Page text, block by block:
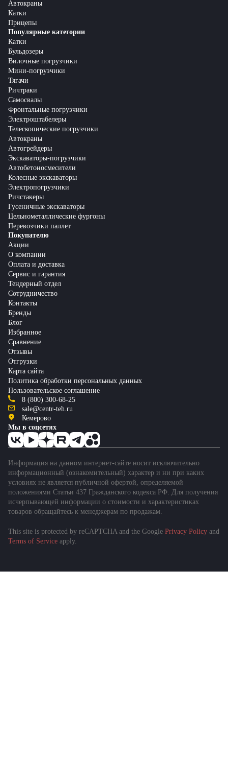
Автокраны
Катки
Прицепы
Популярные категории
Катки
Бульдозеры
Вилочные погрузчики
Мини-погрузчики
Тягачи
Ричтраки
Самосвалы
Фронтальные погрузчики
Электроштабелеры
Телескопические погрузчики
Автокраны
Автогрейдеры
Экскаваторы-погрузчики
Автобетоносмесители
Колесные экскаваторы
Электропогрузчики
Ричстакеры
Гусеничные экскаваторы
Цельнометаллические фургоны
Перевозчики паллет
Покупателю
Акции
О компании
Оплата и доставка
Сервис и гарантия
Тендерный отдел
Сотрудничество
Контакты
Бренды
Блог
Избранное
Сравнение
Отзывы
Отгрузки
Карта сайта
Политика обработки персональных данных
Пользовательское соглашение
8 (800) 300-68-25
sale@centr-teh.ru
Кемерово
Мы в соцсетях
Информация на данном интернет-сайте носит исключительно
информационный (ознакомительный) характер и ни при каких
условиях не является публичной офертой, определяемой
положениями Статьи 437 Гражданского кодекса РФ. Для получения
исчерпывающей информации о стоимости и характеристиках
товаров обращайтесь к менеджерам по продажам.
This site is protected by reCAPTCHA and the Google Privacy Policy and
Terms of Service apply.